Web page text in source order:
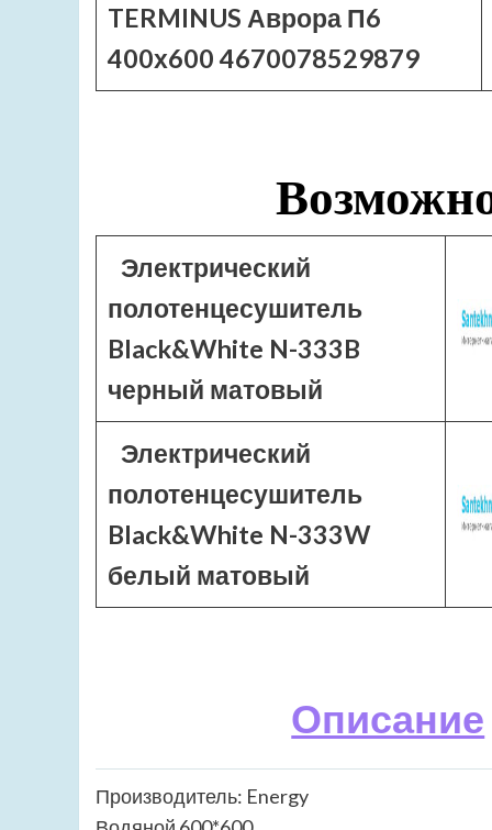
TERMINUS Аврора П6
400х600 4670078529879
Электрический
полотенцесушитель
Black&White N-333B
черный матовый
Электрический
полотенцесушитель
Black&White N-333W
белый матовый
Описание
Производитель: Energy